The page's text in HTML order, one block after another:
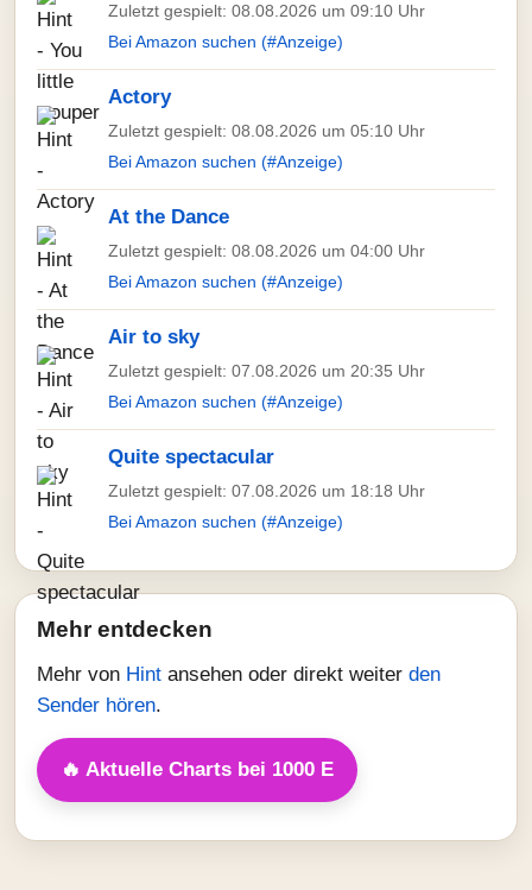
Zuletzt gespielt: 08.08.2026 um 09:10 Uhr
Bei Amazon suchen (#Anzeige)
Actory
Zuletzt gespielt: 08.08.2026 um 05:10 Uhr
Bei Amazon suchen (#Anzeige)
At the Dance
Zuletzt gespielt: 08.08.2026 um 04:00 Uhr
Bei Amazon suchen (#Anzeige)
Air to sky
Zuletzt gespielt: 07.08.2026 um 20:35 Uhr
Bei Amazon suchen (#Anzeige)
Quite spectacular
Zuletzt gespielt: 07.08.2026 um 18:18 Uhr
Bei Amazon suchen (#Anzeige)
Mehr entdecken
Mehr von Hint ansehen oder direkt weiter den
Sender hören.
🔥 Aktuelle Charts bei 1000 E